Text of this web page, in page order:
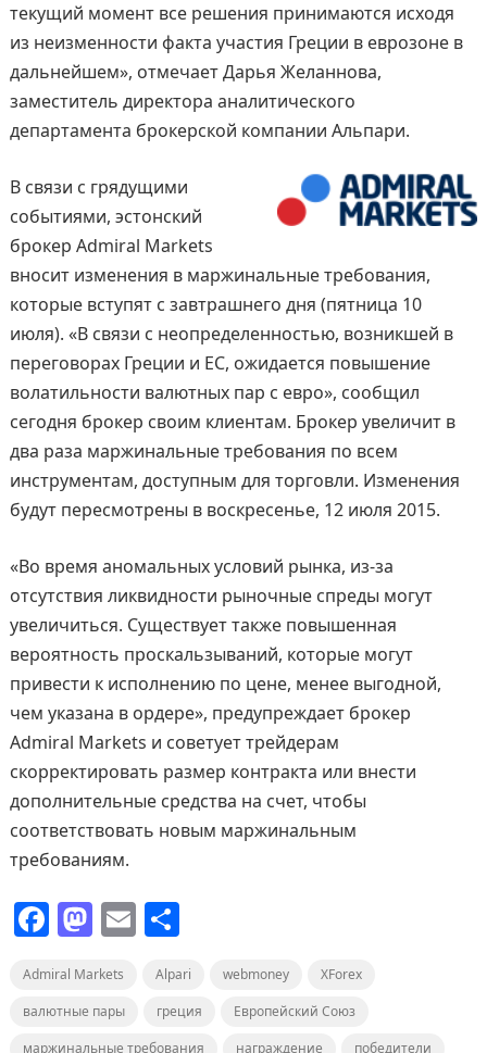
текущий момент все решения принимаются исходя
из неизменности факта участия Греции в еврозоне в
дальнейшем», отмечает Дарья Желаннова,
заместитель директора аналитического
департамента брокерской компании Альпари.
В связи с грядущими
событиями, эстонский
брокер Admiral Markets
вносит изменения в маржинальные требования,
которые вступят с завтрашнего дня (пятница 10
июля). «В связи с неопределенностью, возникшей в
переговорах Греции и ЕС, ожидается повышение
волатильности валютных пар с евро», сообщил
сегодня брокер своим клиентам. Брокер увеличит в
два раза маржинальные требования по всем
инструментам, доступным для торговли. Изменения
будут пересмотрены в воскресенье, 12 июля 2015.
«Во время аномальных условий рынка, из-за
отсутствия ликвидности рыночные спреды могут
увеличиться. Существует также повышенная
вероятность проскальзываний, которые могут
привести к исполнению по цене, менее выгодной,
чем указана в ордере», предупреждает брокер
Admiral Markets и советует трейдерам
скорректировать размер контракта или внести
дополнительные средства на счет, чтобы
соответствовать новым маржинальным
требованиям.
F
c
e
M
st
o
E
ai
О
п
р
Admiral Markets Alpari webmoney
XForex
валютные пары
греция
Европейский Союз
маржинальные требования
награждение победители